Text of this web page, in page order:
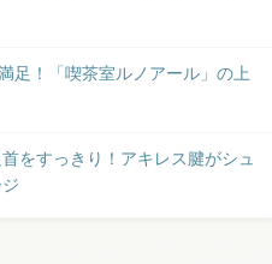
足！「喫茶室ルノアール」の上
をすっきり！アキレス腱がシュ